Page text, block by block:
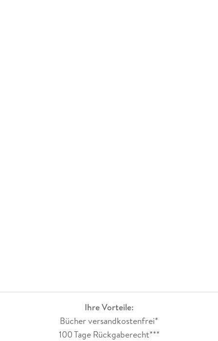
Ihre Vorteile:
Bücher versandkostenfrei*
100 Tage Rückgaberecht***